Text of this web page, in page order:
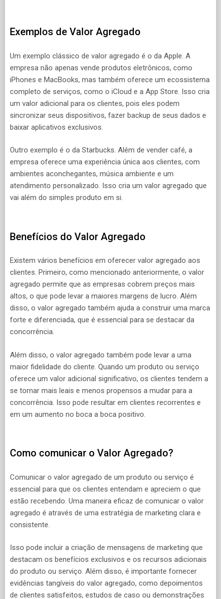
Exemplos de Valor Agregado
Um exemplo clássico de valor agregado é o da Apple. A
empresa não apenas vende produtos eletrônicos, como
iPhones e MacBooks, mas também oferece um ecossistema
completo de serviços, como o iCloud e a App Store. Isso cria
um valor adicional para os clientes, pois eles podem
sincronizar seus dispositivos, fazer backup de seus dados e
baixar aplicativos exclusivos.
Outro exemplo é o da Starbucks. Além de vender café, a
empresa oferece uma experiência única aos clientes, com
ambientes aconchegantes, música ambiente e um
atendimento personalizado. Isso cria um valor agregado que
vai além do simples produto em si.
Benefícios do Valor Agregado
Existem vários benefícios em oferecer valor agregado aos
clientes. Primeiro, como mencionado anteriormente, o valor
agregado permite que as empresas cobrem preços mais
altos, o que pode levar a maiores margens de lucro. Além
disso, o valor agregado também ajuda a construir uma marca
forte e diferenciada, que é essencial para se destacar da
concorrência.
Além disso, o valor agregado também pode levar a uma
maior fidelidade do cliente. Quando um produto ou serviço
oferece um valor adicional significativo, os clientes tendem a
se tornar mais leais e menos propensos a mudar para a
concorrência. Isso pode resultar em clientes recorrentes e
em um aumento no boca a boca positivo.
Como comunicar o Valor Agregado?
Comunicar o valor agregado de um produto ou serviço é
essencial para que os clientes entendam e apreciem o que
estão recebendo. Uma maneira eficaz de comunicar o valor
agregado é através de uma estratégia de marketing clara e
consistente.
Isso pode incluir a criação de mensagens de marketing que
destacam os benefícios exclusivos e os recursos adicionais
do produto ou serviço. Além disso, é importante fornecer
evidências tangíveis do valor agregado, como depoimentos
de clientes satisfeitos, estudos de caso ou demonstrações